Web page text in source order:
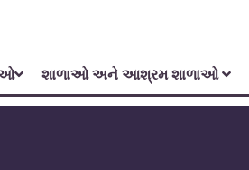
શાળાઓ અને આશ્રમ શાળાઓ